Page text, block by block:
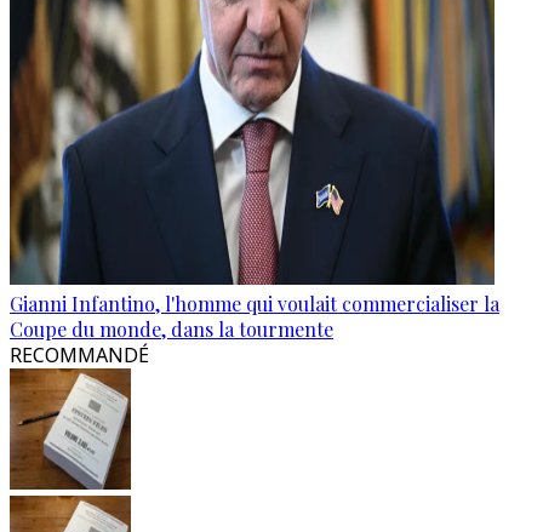
Gianni Infantino, l'homme qui voulait commercialiser la
Coupe du monde, dans la tourmente
RECOMMANDÉ